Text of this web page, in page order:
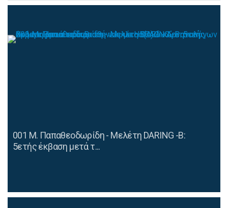
001 Μ. Παπαθεοδωρίδη - Μελέτη DARING -B:
5ετής έκβαση μετά τ...